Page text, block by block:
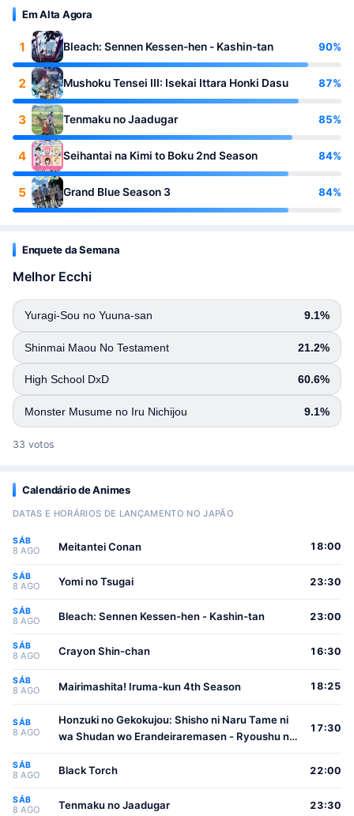
Em Alta Agora
1 Bleach: Sennen Kessen-hen - Kashin-tan 90%
2 Mushoku Tensei III: Isekai Ittara Honki Dasu 87%
3 Tenmaku no Jaadugar 85%
4 Seihantai na Kimi to Boku 2nd Season 84%
5 Grand Blue Season 3 84%
Enquete da Semana
Melhor Ecchi
Yuragi-Sou no Yuuna-san 9.1%
Shinmai Maou No Testament 21.2%
High School DxD 60.6%
Monster Musume no Iru Nichijou 9.1%
33 votos
Calendário de Animes
DATAS E HORÁRIOS DE LANÇAMENTO NO JAPÃO
SÁB
8 AGO Meitantei Conan 18:00
SÁB
8 AGO Yomi no Tsugai 23:30
SÁB
8 AGO Bleach: Sennen Kessen-hen - Kashin-tan 23:00
SÁB
8 AGO Crayon Shin-chan 16:30
SÁB
8 AGO Mairimashita! Iruma-kun 4th Season 18:25
SÁB
8 AGO
Honzuki no Gekokujou: Shisho ni Naru Tame ni
wa Shudan wo Erandeiraremasen - Ryoushu no
17:30
SÁB
8 AGO Black Torch 22:00
SÁB
8 AGO Tenmaku no Jaadugar 23:30